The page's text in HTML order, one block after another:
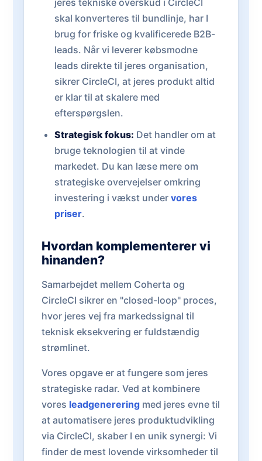
jeres tekniske overskud i CircleCI
skal konverteres til bundlinje, har I
brug for friske og kvalificerede B2B-
leads. Når vi leverer købsmodne
leads direkte til jeres organisation,
sikrer CircleCI, at jeres produkt altid
er klar til at skalere med
efterspørgslen.
Strategisk fokus: Det handler om at
bruge teknologien til at vinde
markedet. Du kan læse mere om
strategiske overvejelser omkring
investering i vækst under vores
priser.
Hvordan komplementerer vi
hinanden?
Samarbejdet mellem Coherta og
CircleCI sikrer en "closed-loop" proces,
hvor jeres vej fra markedssignal til
teknisk eksekvering er fuldstændig
strømlinet.
Vores opgave er at fungere som jeres
strategiske radar. Ved at kombinere
vores leadgenerering med jeres evne til
at automatisere jeres produktudvikling
via CircleCI, skaber I en unik synergi: Vi
finder de mest lovende virksomheder til